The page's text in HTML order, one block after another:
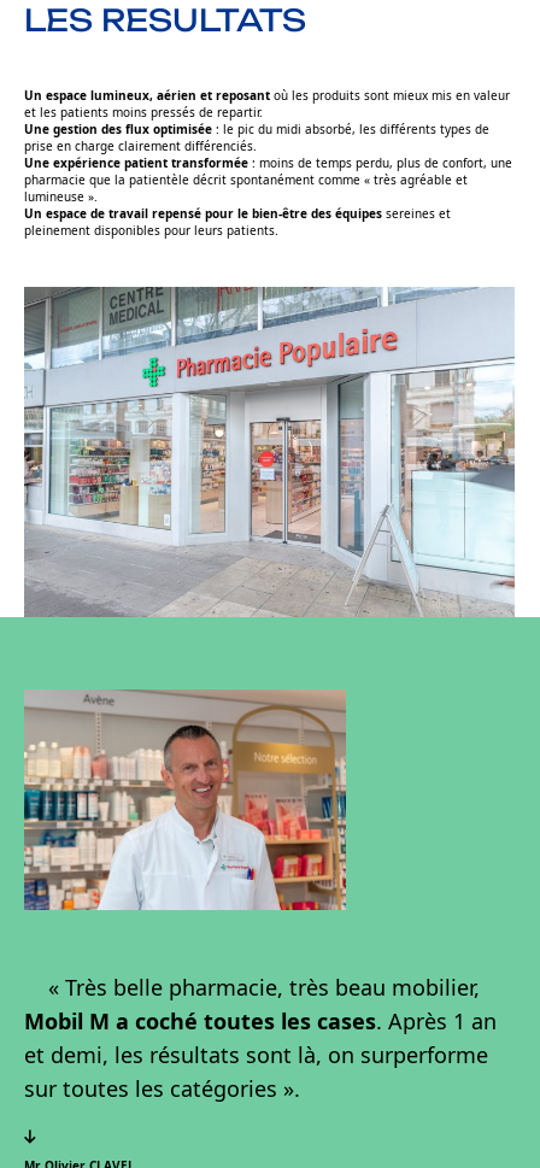
LES RESULTATS
Un espace lumineux, aérien et reposant où les produits sont mieux mis en valeur
et les patients moins pressés de repartir.
Une gestion des flux optimisée : le pic du midi absorbé, les différents types de
prise en charge clairement différenciés.
Une expérience patient transformée : moins de temps perdu, plus de confort, une
pharmacie que la patientèle décrit spontanément comme « très agréable et
lumineuse ».
Un espace de travail repensé pour le bien-être des équipes sereines et
pleinement disponibles pour leurs patients.
« Très belle pharmacie, très beau mobilier,
Mobil M a coché toutes les cases. Après 1 an
et demi, les résultats sont là, on surperforme
sur toutes les catégories ».